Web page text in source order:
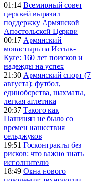
01:14 Всемирный совет
церквей выразил
поддержку Армянской
Апостольской Церкви
00:17 Армянский
монастырь на Иссык-
Куле: 160 лет поисков и
надежды на успех
21:30 Армянский спорт (7
августа): футбол,
единоборства, шахматы,
легкая атлетика
20:37 Такого как
Пашинян не было со
времен нашествия
сельджуков
19:51 Госконтракты без
рисков: что важно знать
исполнителю
18:49 Окна нового